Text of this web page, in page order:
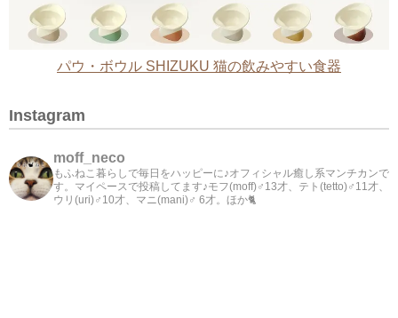
パウ・ボウル SHIZUKU 猫の飲みやすい食器
Instagram
moff_neco
もふねこ暮らしで毎日をハッピーに♪オフィシャル癒し系マンチカンで
す。マイペースで投稿してます♪モフ(moff)♂13才、テト(tetto)♂11才、
ウリ(uri)♂10才、マニ(mani)♂ 6才。ほか🐈